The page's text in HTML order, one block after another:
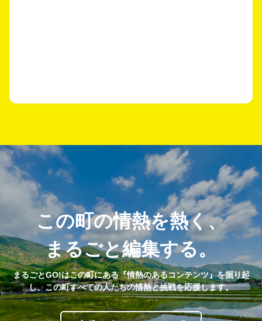
この町の情熱を熱く、
まるごと編集する。
まるごとGO!はこの町にある『情熱のあるコンテンツ』を掘り起
し、この町すべての人たちの情熱と挑戦を応援します。